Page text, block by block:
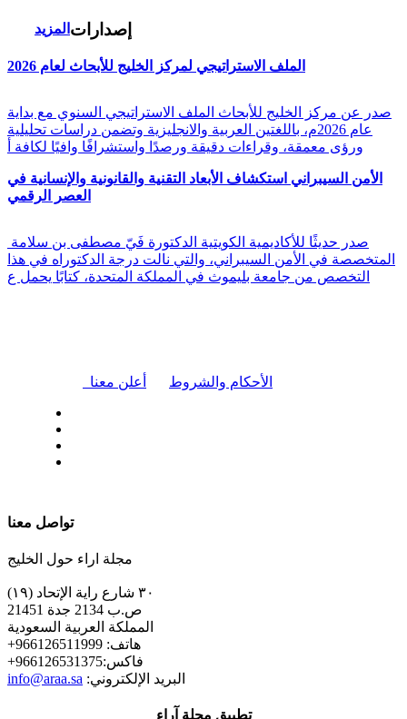
المزيد إصدارات
الملف الاستراتيجي لمركز الخليج للأبحاث لعام 2026
صدر عن مركز الخليج للأبحاث الملف الاستراتيجي السنوي مع بداية
عام 2026م، باللغتين العربية والانجليزية وتضمن دراسات تحليلية
ورؤى معمقة، وقراءات دقيقة ورصدًا واستشرافًا وافيًا لكافة أ
الأمن السيبراني استكشاف الأبعاد التقنية والقانونية والإنسانية في
العصر الرقمي
المتخصصة في الأمن السيبراني، والتي نالت درجة الدكتوراه في هذا
التخصص من جامعة بليموث في المملكة المتحدة، كتابًا يحمل ع
أعلن معنا الأحكام والشروط
تواصل معنا
مجلة اراء حول الخليج
٣٠ شارع راية الإتحاد (١٩)
ص.ب 2134 جدة 21451
المملكة العربية السعودية
+هاتف: 966126511999
+فاكس:966126531375
info@araa.sa :البريد الإلكتروني
تطبيق مجلة آراء